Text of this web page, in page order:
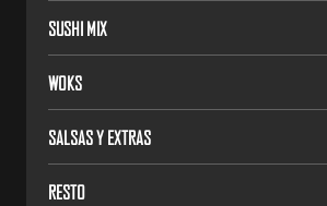
SUSHI MIX
WOKS
SALSAS Y EXTRAS
RESTO